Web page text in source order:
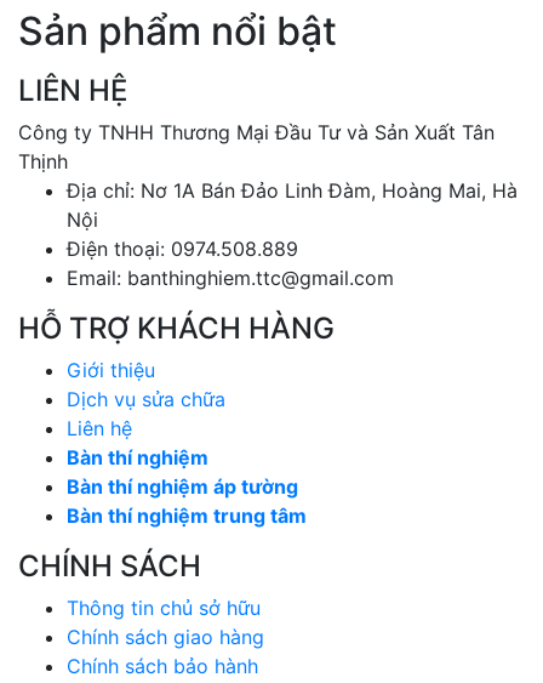
Sản phẩm nổi bật
LIÊN HỆ
Công ty TNHH Thương Mại Đầu Tư và Sản Xuất Tân
Thịnh
Địa chỉ: Nơ 1A Bán Đảo Linh Đàm, Hoàng Mai, Hà
Nội
Điện thoại: 0974.508.889
Email: banthinghiem.ttc@gmail.com
HỖ TRỢ KHÁCH HÀNG
Giới thiệu
Dịch vụ sửa chữa
Liên hệ
Bàn thí nghiệm
Bàn thí nghiệm áp tường
Bàn thí nghiệm trung tâm
CHÍNH SÁCH
Thông tin chủ sở hữu
Chính sách giao hàng
Chính sách bảo hành